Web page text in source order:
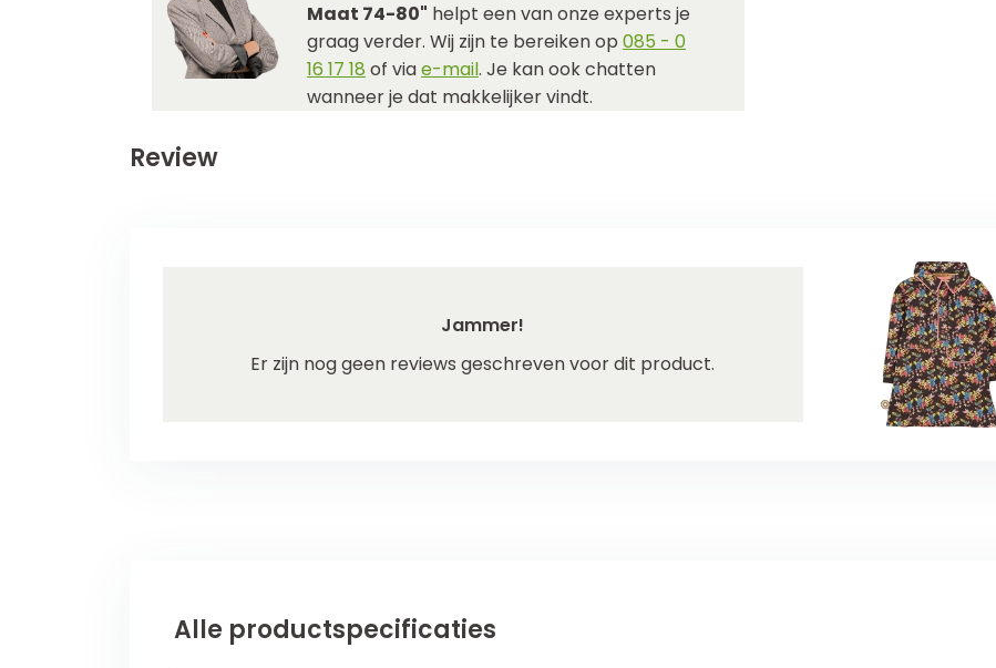
Maat 74-80" helpt een van onze experts je
graag verder. Wij zijn te bereiken op 085 - 0
16 17 18 of viae-mail. Je kan ook chatten
wanneer je dat makkelijker vindt.
Review
Jammer!
Er zijn nog geen reviews geschreven voor dit product.
Alle productspecificaties